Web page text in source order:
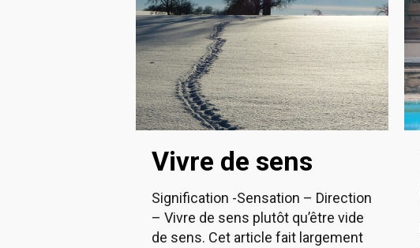
Vivre de sens
Signification -Sensation – Direction
– Vivre de sens plutôt qu’être vide
de sens. Cet article fait largement